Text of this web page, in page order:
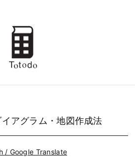
アグラム・地図作成法
/ Google Translate